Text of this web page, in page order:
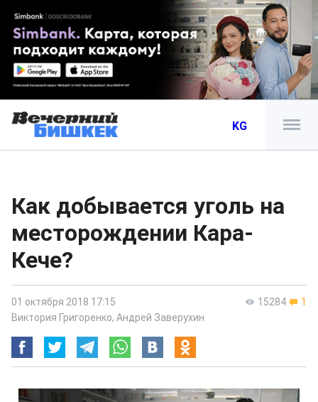
KG
Как добывается уголь на
месторождении Кара-
Кече?
15284 1
01 октября 2018 17:15
Виктория Григоренко, Андрей Заверухин